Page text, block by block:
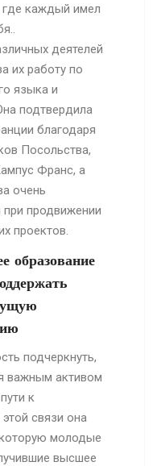
каждый имел
деятелей
их работу по
языка и
подтвердила
благодаря
Посольства,
Франс, а
очень
при продвижении
проектов.
образование
подчеркнуть,
важным активом
к
связи она
молодые
высшее